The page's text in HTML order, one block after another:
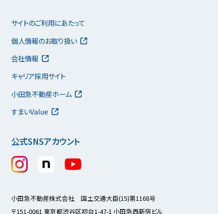
公式SNSアカウント
サイトのご利用にあたって
個人情報のお取り扱い
会社情報
キャリア採用サイト
小田急不動産ホーム
すまいValue
小田急不動産株式会社 国土交通大臣(15)第1168号
〒151-0061 東京都渋谷区初台1-47-1 小田急西新宿ビル